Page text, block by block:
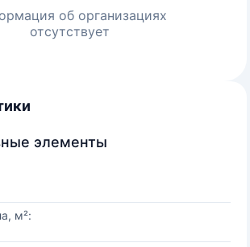
об организациях
отсутствует
элементы
м²: